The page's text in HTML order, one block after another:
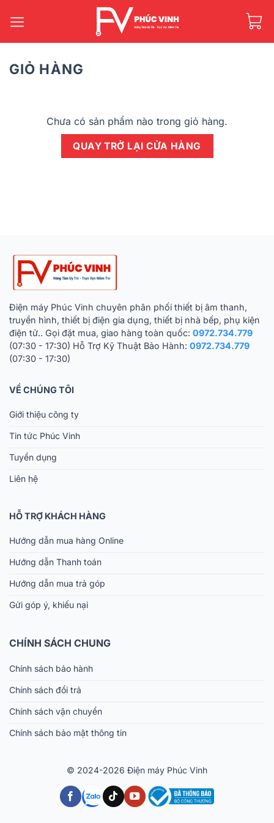
qua
GIỎ HÀNG
Chưa có sản phẩm nào trong giỏ hàng.
QUAY TRỞ LẠI CỬA HÀNG
Điện máy Phúc Vinh chuyên phân phối thiết bị âm thanh,
truyền hình, thiết bị điện gia dụng, thiết bị nhà bếp, phụ kiện
điện tử.. Gọi đặt mua, giao hàng toàn quốc: 0972.734.779
(07:30 - 17:30) Hỗ Trợ Kỹ Thuật Bảo Hành: 0972.734.779
(07:30 - 17:30)
VỀ CHÚNG TÔI
Giới thiệu công ty
Tin tức Phúc Vinh
Tuyển dụng
Liên hệ
HỖ TRỢ KHÁCH HÀNG
Hướng dẫn mua hàng Online
Hướng dẫn Thanh toán
Hướng dẫn mua trả góp
Gửi góp ý, khiếu nại
CHÍNH SÁCH CHUNG
Chính sách bảo hành
Chính sách đổi trả
Chính sách vận chuyển
Chính sách bảo mật thông tin
© 2024-2026 Điện máy Phúc Vinh